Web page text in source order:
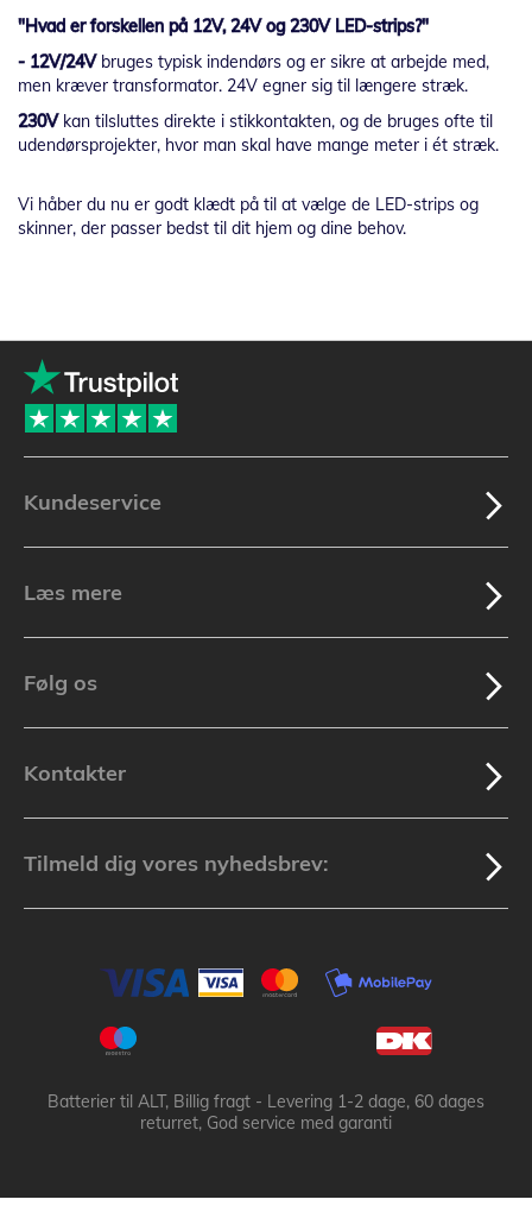
"Hvad er forskellen på 12V, 24V og 230V LED-strips?"
- 12V/24Vbruges typisk indendørs og er sikre at arbejde med,
men kræver transformator. 24V egner sig til længere stræk.
230Vkan tilsluttes direkte i stikkontakten, og de bruges ofte til
udendørsprojekter, hvor man skal have mange meter i ét stræk.
Vi håber du nu er godt klædt på til at vælge de LED-strips og
skinner, der passer bedst til dit hjem og dine behov.
Kundeservice
Læs mere
Følg os
Kontakter
Tilmeld dig vores nyhedsbrev:
Batterier til ALT, Billig fragt - Levering 1-2 dage, 60 dages
returret, God service med garanti